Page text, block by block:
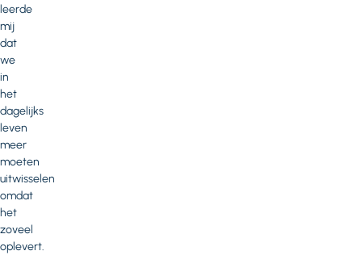
leerde
mij
dat
we
in
het
dagelijks
leven
meer
moeten
uitwisselen
omdat
het
zoveel
oplevert.